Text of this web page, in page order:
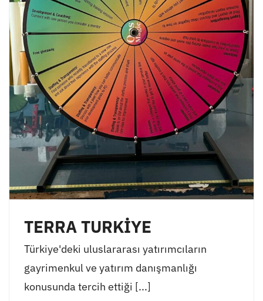
TERRA TURKİYE
Türkiye'deki uluslararası yatırımcıların
gayrimenkul ve yatırım danışmanlığı
konusunda tercih ettiği [...]